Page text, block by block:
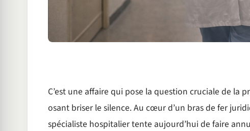
C’est une affaire qui pose la question cruciale de la
osant briser le silence. Au cœur d’un bras de fer
spécialiste hospitalier tente aujourd’hui de faire